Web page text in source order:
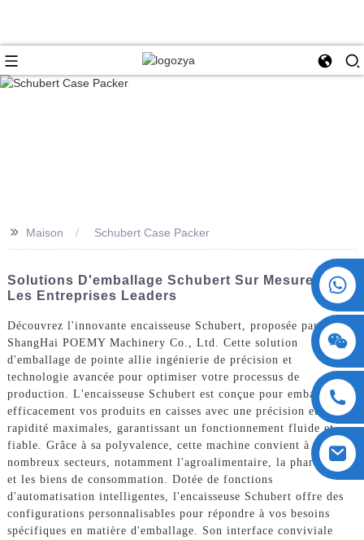
+86 15730993174
>> Maison Schubert Case Packer
Solutions D'emballage Schubert Sur Mesure Pour
Les Entreprises Leaders
Découvrez l'innovante encaisseuse Schubert, proposée par
ShangHai POEMY Machinery Co., Ltd. Cette solution
d'emballage de pointe allie ingénierie de précision et
technologie avancée pour optimiser votre processus de
production. L'encaisseuse Schubert est conçue pour emballer
efficacement vos produits en caisses avec une précision et une
rapidité maximales, garantissant un fonctionnement fluide et
fiable. Grâce à sa polyvalence, cette machine convient à de
nombreux secteurs, notamment l'agroalimentaire, la pharmacie
et les biens de consommation. Dotée de fonctions
d'automatisation intelligentes, l'encaisseuse Schubert offre des
configurations personnalisables pour répondre à vos besoins
spécifiques en matière d'emballage. Son interface conviviale